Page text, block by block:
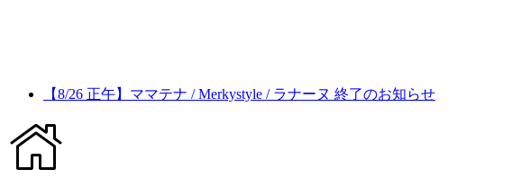
【8/26 正午】ママテナ / Merkystyle / ラナーヌ 終了のお知らせ